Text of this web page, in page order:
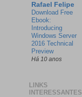
Rafael Felipe
Download Free
Ebook:
Introducing
Windows Server
2016 Technical
Preview
Há 10 anos
LINKS
INTERESSANTES